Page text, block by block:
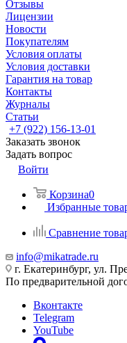
Отзывы
Лицензии
Новости
Покупателям
Условия оплаты
Условия доставки
Гарантия на товар
Контакты
Журналы
Статьи
+7 (922) 156-13-01
Заказать звонок
Задать вопрос
Войти
Корзина0
Избранные
Сравнение
info@mikatrade.ru
г. Екатеринбург, ул.
По предварительной
Вконтакте
Telegram
YouTube